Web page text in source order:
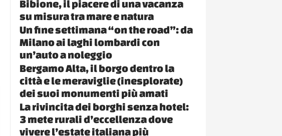
Bibione, il piacere di una vacanza
su misura tra mare e natura
Un fine settimana “on the road”: da
Milano ai laghi lombardi con
un’auto a noleggio
Bergamo Alta, il borgo dentro la
città e le meraviglie (inesplorate)
dei suoi monumenti più amati
La rivincita dei borghi senza hotel:
3 mete rurali d’eccellenza dove
vivere l’estate italiana più